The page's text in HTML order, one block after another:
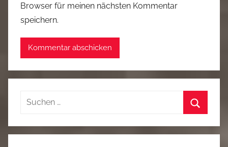
Browser für meinen nächsten Kommentar
speichern.
Suchen